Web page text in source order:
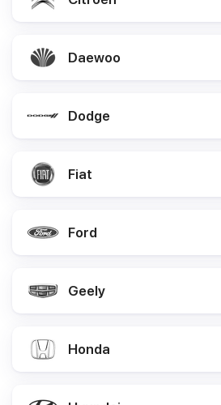
Daewoo
Dodge
Fiat
Ford
Geely
Honda